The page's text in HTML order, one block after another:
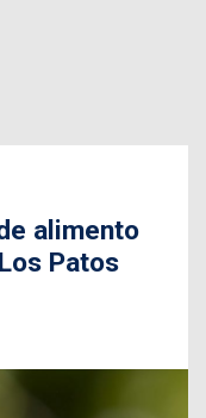
alimento
Patos